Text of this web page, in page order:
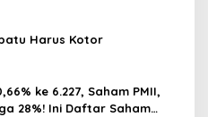
Harus Kotor
ke 6.227, Saham PMII,
28%! Ini Daftar Saham